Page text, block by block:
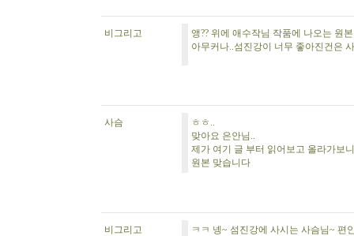
비그리고
앵?? 위에 애수작님 작품에 나오는 원
아무커나..섬진강이 너무 좋아진건은
사슴
ㅎㅎ..
맞아요 은안님..
제가 여기 글 부터 읽어보고 올라가보
원본 맞습니다
비그리고
ㅋㅋ 넹~ 섬진강에 사시는 사슴님~ 편